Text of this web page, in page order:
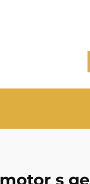
motor s